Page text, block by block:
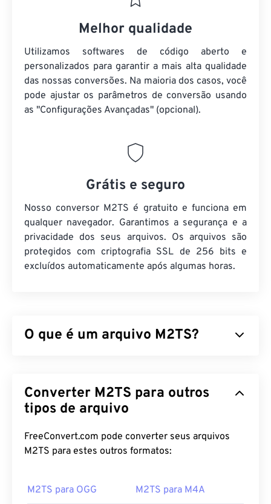
Melhor qualidade
Utilizamos softwares de código aberto e
personalizados para garantir a mais alta qualidade
das nossas conversões. Na maioria dos casos, você
pode ajustar os parâmetros de conversão usando
as "Configurações Avançadas" (opcional).
Grátis e seguro
Nosso conversor M2TS é gratuito e funciona em
qualquer navegador. Garantimos a segurança e a
privacidade dos seus arquivos. Os arquivos são
protegidos com criptografia SSL de 256 bits e
excluídos automaticamente após algumas horas.
O que é um arquivo M2TS?
AVCHD). É um tipo de arquivo proprietário de
vídeo e filme digital que geralmente consiste em
doméstico. Também suporta streaming de
conteúdo pela internet.
Converter M2TS para outros
tipos de arquivo
FreeConvert.com pode converter seus arquivos
M2TS para estes outros formatos:
M2TS para OGG M2TS para M4A